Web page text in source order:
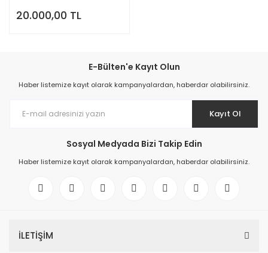
20.000,00 TL
E-Bülten'e Kayıt Olun
Haber listemize kayıt olarak kampanyalardan, haberdar olabilirsiniz.
Kayıt Ol
Sosyal Medyada Bizi Takip Edin
Haber listemize kayıt olarak kampanyalardan, haberdar olabilirsiniz.
İLETİŞİM